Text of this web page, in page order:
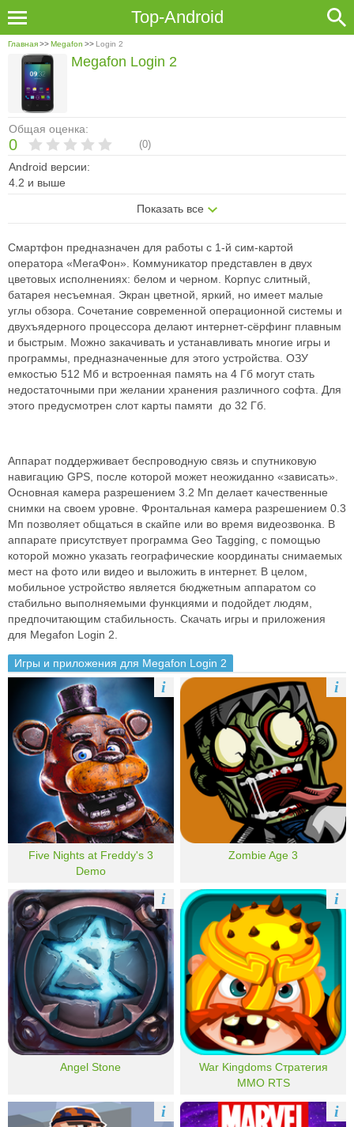
Top-Android
Главная>>Megafon >> Login 2
Общая оценка:
0 (0)
Android версии:
4.2 и выше
Показать все
Megafon Login 2
Смартфон предназначен для работы с 1-й сим-картой
оператора «МегаФон». Коммуникатор представлен в двух
цветовых исполнениях: белом и черном. Корпус слитный,
батарея несъемная. Экран цветной, яркий, но имеет малые
углы обзора. Сочетание современной операционной системы и
двухъядерного процессора делают интернет-сёрфинг плавным
и быстрым. Можно закачивать и устанавливать многие игры и
программы, предназначенные для этого устройства. ОЗУ
емкостью 512 Мб и встроенная память на 4 Гб могут стать
недостаточными при желании хранения различного софта. Для
этого предусмотрен слот карты памяти до 32 Гб.
Аппарат поддерживает беспроводную связь и спутниковую
навигацию GPS, после которой может неожиданно «зависать».
Основная камера разрешением 3.2 Мп делает качественные
снимки на своем уровне. Фронтальная камера разрешением 0.3
Мп позволяет общаться в скайпе или во время видеозвонка. В
аппарате присутствует программа Geo Tagging, с помощью
которой можно указать географические координаты снимаемых
мест на фото или видео и выложить в интернет. В целом,
мобильное устройство является бюджетным аппаратом со
стабильно выполняемыми функциями и подойдет людям,
предпочитающим стабильность. Скачать игры и приложения
для Megafon Login 2.
Игры и приложения для Megafon Login 2
Five Nights at Freddy's 3
Demo
i
Zombie Age 3
i
Angel Stone
i
War Kingdoms Стратегия
MMO RTS
i
i i